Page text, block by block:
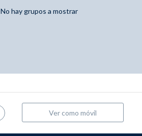
No hay grupos a mostrar